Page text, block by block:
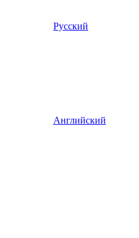
Русский
Английский